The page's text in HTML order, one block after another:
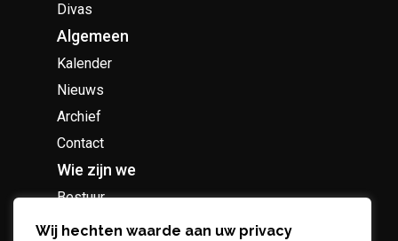
Divas
Algemeen
Kalender
Nieuws
Archief
Contact
Wie zijn we
Bestuur
Geschiedenis
Wij hechten waarde aan uw privacy